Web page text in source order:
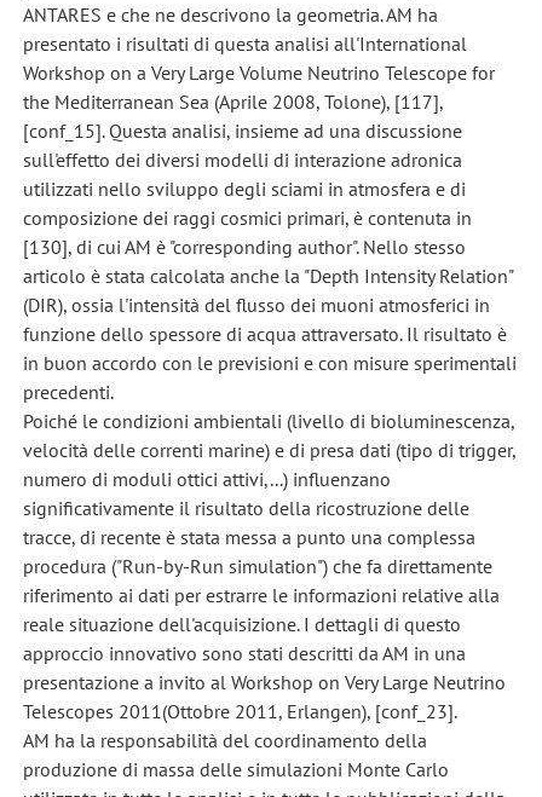
ANTARES e che ne descrivono la geometria. AM ha
presentato i risultati di questa analisi all'International
Workshop on a Very Large Volume Neutrino Telescope for
the Mediterranean Sea (Aprile 2008, Tolone), [117],
[conf_15]. Questa analisi, insieme ad una discussione
sull'effetto dei diversi modelli di interazione adronica
utilizzati nello sviluppo degli sciami in atmosfera e di
composizione dei raggi cosmici primari, è contenuta in
[130], di cui AM è "corresponding author". Nello stesso
articolo è stata calcolata anche la "Depth Intensity Relation"
(DIR), ossia l'intensità del flusso dei muoni atmosferici in
funzione dello spessore di acqua attraversato. Il risultato è
in buon accordo con le previsioni e con misure sperimentali
precedenti.
Poiché le condizioni ambientali (livello di bioluminescenza,
velocità delle correnti marine) e di presa dati (tipo di trigger,
numero di moduli ottici attivi,...) influenzano
significativamente il risultato della ricostruzione delle
tracce, di recente è stata messa a punto una complessa
procedura ("Run-by-Run simulation") che fa direttamente
riferimento ai dati per estrarre le informazioni relative alla
reale situazione dell'acquisizione. I dettagli di questo
approccio innovativo sono stati descritti da AM in una
presentazione a invito al Workshop on Very Large Neutrino
Telescopes 2011(Ottobre 2011, Erlangen), [conf_23].
AM ha la responsabilità del coordinamento della
produzione di massa delle simulazioni Monte Carlo